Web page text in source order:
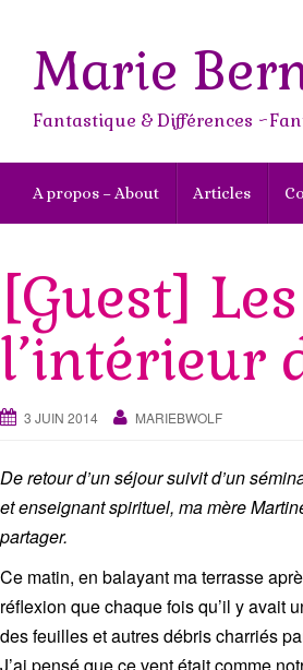
Marie
Fantastique & Différences
A propos – About Articles
[Guest]
l’intérieur
3 JUIN 2014 MARIEBWOLF
De retour d’un séjour suivit d’un
et enseignant spirituel, ma mère
partager.
Ce matin, en balayant ma terrasse
réflexion que chaque fois qu’il y avait
des feuilles et autres débris charriés